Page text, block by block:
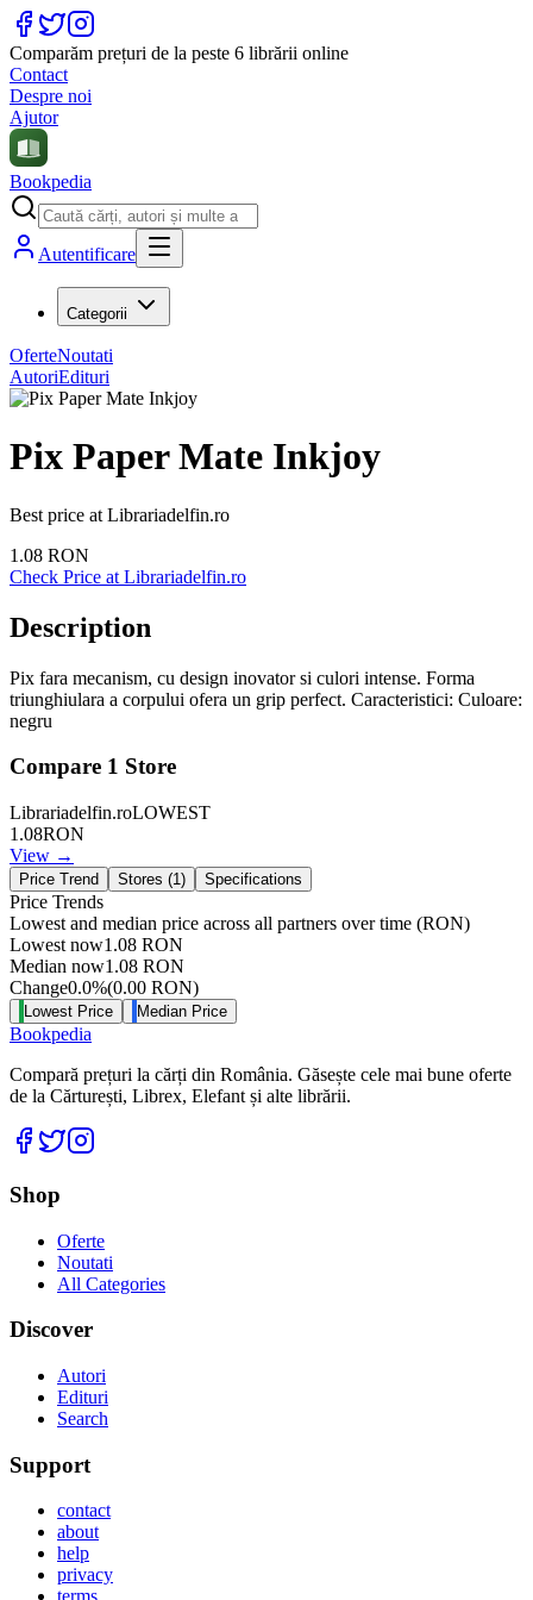
Comparăm prețuri de la peste 6 librării online
Contact
Despre noi
Ajutor
Bookpedia
Autentificare
Categorii
OferteNoutati
AutoriEdituri
Pix Paper Mate Inkjoy
Best price at Librariadelfin.ro
1.08 RON
Check Price at Librariadelfin.ro
Description
Pix fara mecanism, cu design inovator si culori intense. Forma
triunghiulara a corpului ofera un grip perfect. Caracteristici: Culoare:
negru
Compare 1 Store
Librariadelfin.roLOWEST
1.08RON
View →
Price Trend Stores (1) Specifications
Price Trends
Lowest and median price across all partners over time (RON)
Lowest now1.08 RON
Median now1.08 RON
Change0.0%(0.00 RON)
Lowest Price Median Price
Bookpedia
Compară prețuri la cărți din România. Găsește cele mai bune oferte
de la Cărturești, Librex, Elefant și alte librării.
Facebook
Twitter
Shop
Oferte
Noutati
All Categories
Discover
Autori
Edituri
Search
Support
contact
about
help
privacy